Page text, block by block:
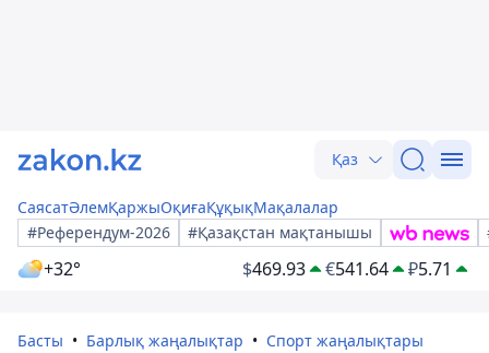
Қаз
СаясатӘлемҚаржыОқиғаҚұқықМақалалар
#Референдум-2026
#Қазақстан мақтанышы
+32° $469.93 €541.64 ₽5.71
Басты Барлық жаңалықтар Спорт жаңалықтары